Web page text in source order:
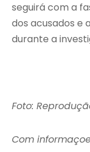
seguirá com a
dos acusados e
durante a
Foto:
Com